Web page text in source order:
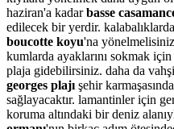
haziran'a kadarbasse
edilecek bir yerdir.
boucotte koyu'na
kumlarda ayaklarını sokmak
plaja gidebilirsiniz. daha da
georges plajı şehir
sağlayacaktır. lamantinler için
koruma altındaki bir deniz